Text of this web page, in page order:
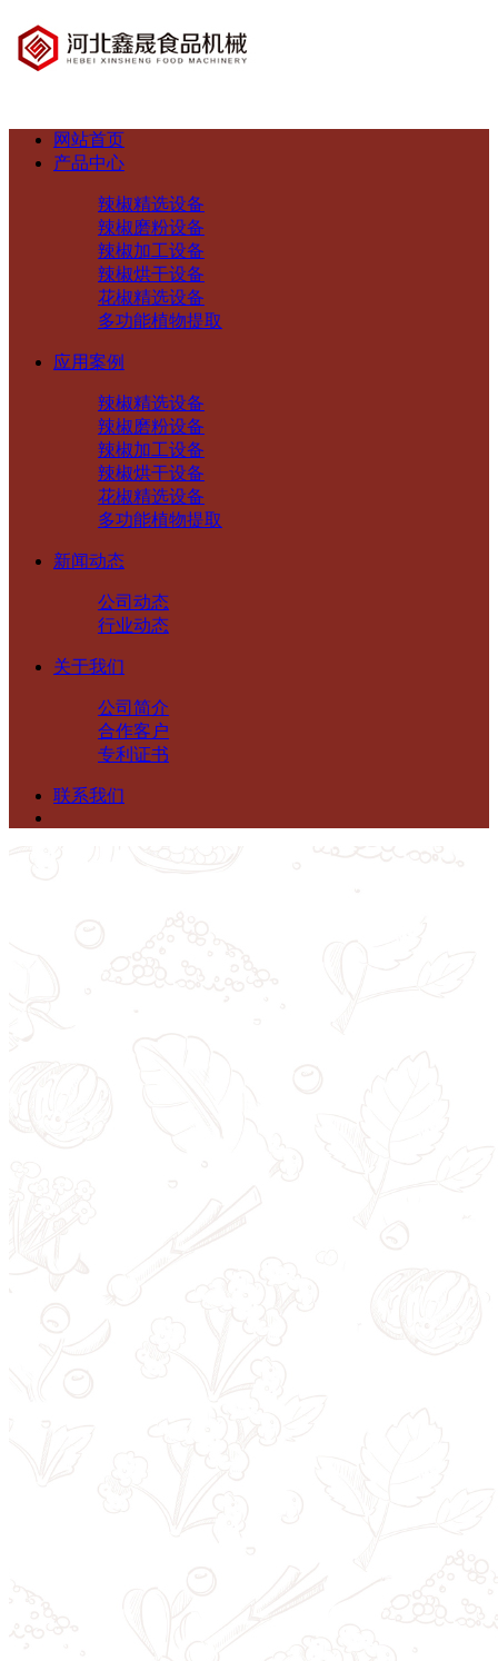
网站首页
产品中心
辣椒精选设备
辣椒磨粉设备
辣椒加工设备
辣椒烘干设备
花椒精选设备
多功能植物提取
应用案例
辣椒精选设备
辣椒磨粉设备
辣椒加工设备
辣椒烘干设备
花椒精选设备
多功能植物提取
新闻动态
公司动态
行业动态
关于我们
公司简介
合作客户
专利证书
联系我们